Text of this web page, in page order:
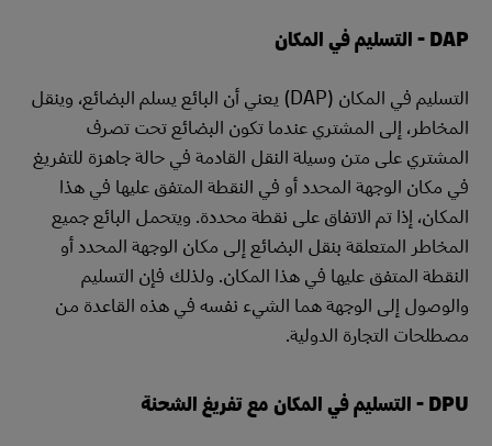
DAP - التسليم في المكان
التسليم في المكان (DAP) يعني أن البائع يسلم البضائع، وينقل
المخاطر، إلى المشتري عندما تكون البضائع تحت تصرف
المشتري على متن وسيلة النقل القادمة في حالة جاهزة للتفريغ
في مكان الوجهة المحدد أو في النقطة المتفق عليها في هذا
المكان، إذا تم الاتفاق على نقطة محددة. ويتحمل البائع جميع
المخاطر المتعلقة بنقل البضائع إلى مكان الوجهة المحدد أو
النقطة المتفق عليها في هذا المكان. ولذلك فإن التسليم
والوصول إلى الوجهة هما الشيء نفسه في هذه القاعدة من
مصطلحات التجارة الدولية.
DPU - التسليم في المكان مع تفريغ الشحنة